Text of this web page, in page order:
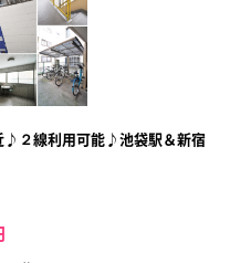
２線利用可能♪池袋駅＆新宿